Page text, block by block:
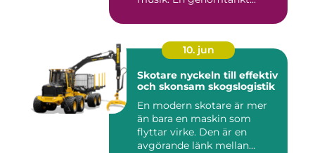
10. jun
Skotare nyckeln till effektiv
och skonsam skogslogistik
En modern skotare är mer
än bara en maskin som
flyttar virke. Den är en
avgörande länk mellan